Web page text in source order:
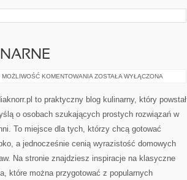
MOŻLIWOŚĆ KOMENTOWANIA EKSPERYMENTY
ZOSTAŁA WYŁĄCZONA
to praktyczny blog kulinarny, który powstał
o osobach szukających prostych rozwiązań w
To miejsce dla tych, którzy chcą gotować
a jednocześnie cenią wyrazistość domowych
Na stronie znajdziesz inspiracje na klasyczne
które można przygotować z popularnych